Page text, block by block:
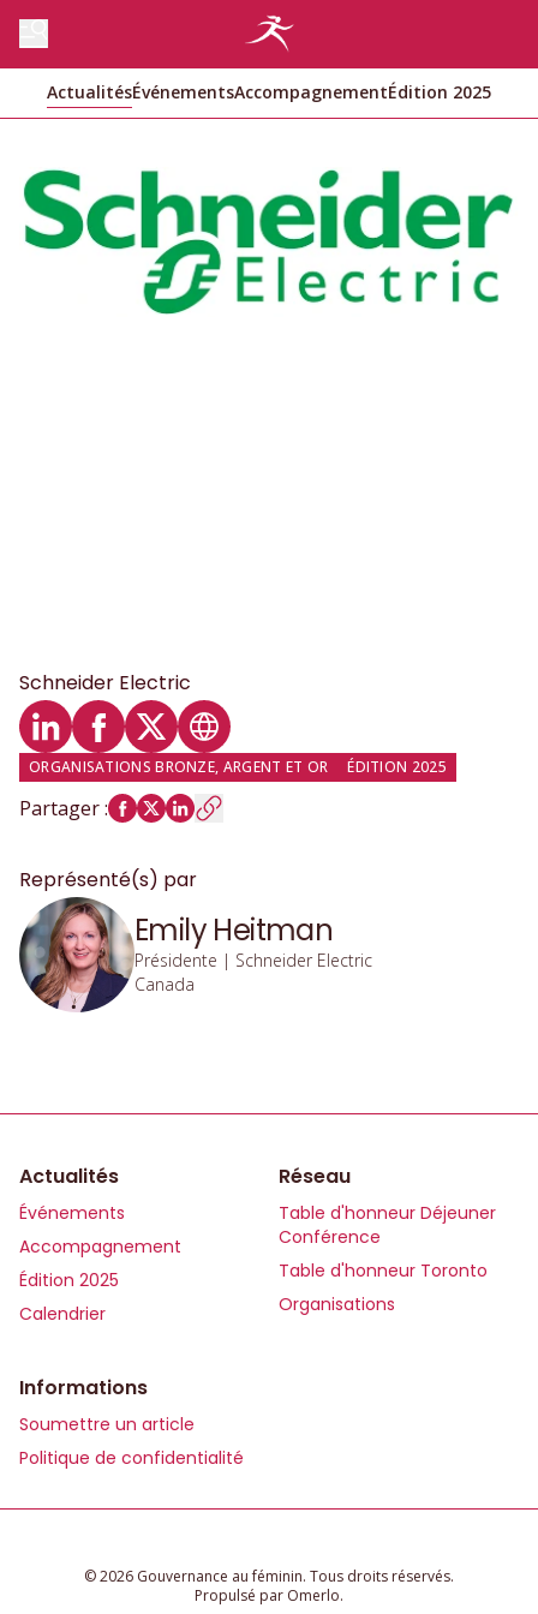
ActualitésÉvénementsAccompagnementÉdition 2025
Schneider Electric
Profil LinkedIn
Profil Facebook
Profil Twitter
Site web
ORGANISATIONS BRONZE, ARGENT ET OR ÉDITION 2025
Partager:
Représenté(s) par
Emily Heitman
Présidente | Schneider Electric
Canada
Actualités
Événements
Accompagnement
Édition 2025
Calendrier
Réseau
Table d'honneur Déjeuner
Conférence
Table d'honneur Toronto
Organisations
Informations
Soumettre un article
Politique de confidentialité
© 2026 Gouvernance au féminin. Tous droits réservés.
Propulsé par Omerlo.